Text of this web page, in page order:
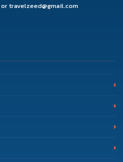
ortravelzeed@gmail.com